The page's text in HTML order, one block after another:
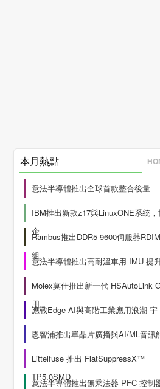
本月熱點
意法半導體推出全球首款整合後量
IBM推出新款z17與LinuxONE系統，
企
Rambus推出DDR5 9600伺服器
組，
意法半導體推出高耐溫車用 IMU 提
Molex莫仕推出新一代 HSAutoLink
用
應戰Edge AI與高階工業應用浪潮 宇
恩智浦推出單晶片廣播與AI/ML音訊
Littelfuse 推出 FlatSuppressX™
TP5.0SMD
意法半導體推出無乘法器 PFC 控制